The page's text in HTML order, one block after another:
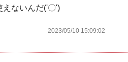
えないんだ('〇')
2023/05/10 15:09:02